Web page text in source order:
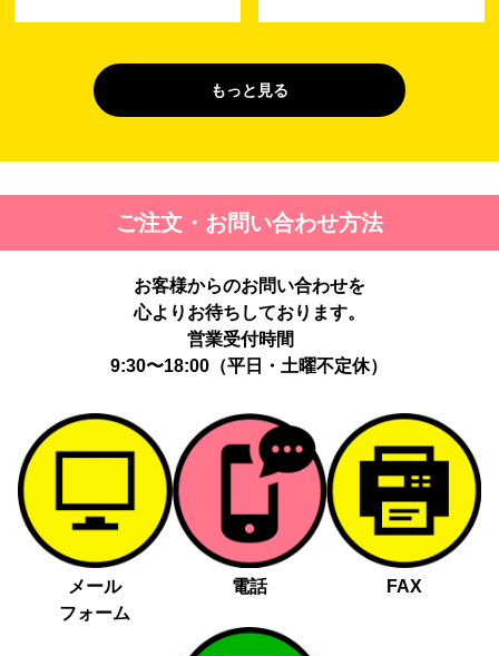
受託業務
（間接取得）
契約した小売店より委託された先への納
４. 個人情報を第三者に提供することが予定される場合の事項
第三者に提供する目的：パーソナライズ広告配信および効果測定・
最適化のため。
提供する個人情報の項目：Cookie 等の識別子、広告 ID、閲覧・行
動履歴、IP、ブラウザ・端末情報、（同意時）メールアドレス等の
提供の手段又は方法：当社ウェブサイトのタグ・SDK・API 等に
よる安全な電送、又は管理コンソールからの連携。
提供先：広告配信事業者（例：Google LLC等）。
個人情報の取り扱いに関する契約：提供先と個人情報取扱い契約
す。
お客様の個人情報は、以下掲げる場合以外に、事前にご本人の同意
無く第三者に提供することはありません。
法令に基づく場合
人の生命、身体又は財産の保護にために必要がある場合であっ
て、本人の同意を得る事が困難であるとき
公衆衛生の向上又は児童の健全な育成の推進のために特に必要
もっと見る
ご注文・お問い合わせ方法
お客様からのお問い合わせを
心よりお待ちしております。
営業受付時間
9:30〜18:00（平日・土曜不定休）
メール
フォーム
電話 FAX